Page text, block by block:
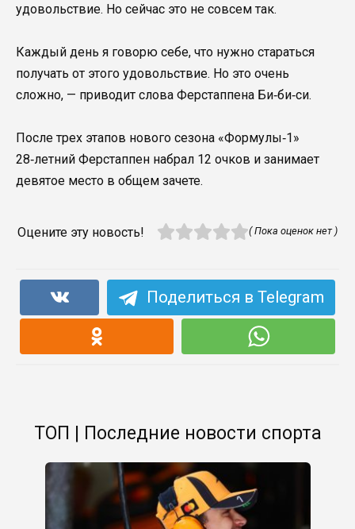
удовольствие. Но сейчас это не совсем так.
Каждый день я говорю себе, что нужно стараться
получать от этого удовольствие. Но это очень
сложно, — приводит слова Ферстаппена Би‑би‑си.
После трех этапов нового сезона «Формулы‑1»
28‑летний Ферстаппен набрал 12 очков и занимает
девятое место в общем зачете.
Оцените эту новость! ( Пока оценок нет )
Поделиться в Telegram
ТОП | Последние новости спорта